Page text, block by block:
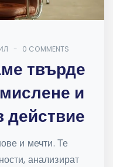
0 COMMENTS
твърде
и
действие
и мечти. Те
анализират